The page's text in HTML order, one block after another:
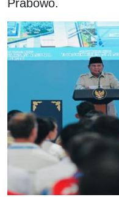
Prabowo.